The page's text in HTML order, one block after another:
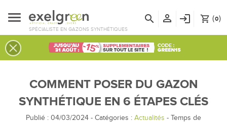
SPÉCIALISTE EN GAZONS SYNTHÉTIQUES
shopping_cart (0)
login
person_outline
search
COMMENT POSER DU GAZON
SYNTHÉTIQUE EN 6 ÉTAPES CLÉS
Publié : 04/03/2024 - Catégories : Actualités - Temps de